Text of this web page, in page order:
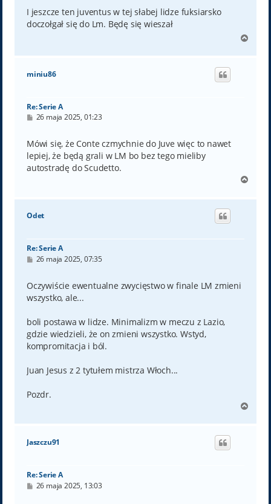
t
I jeszcze ten juventus w tej słabej lidze fuksiarsko
doczołgał się do Lm. Będę się wieszał
g
miniu86
Re: Serie A
P
t
26 maja 2025, 01:23
Mówi się, że Conte czmychnie do Juve więc to nawet
lepiej, że będą grali w LM bo bez tego mieliby
autostradę do Scudetto.
g
Odet
Re: Serie A
P
t
26 maja 2025, 07:35
Oczywiście ewentualne zwycięstwo w finale LM zmieni
wszystko, ale...
boli postawa w lidze. Minimalizm w meczu z Lazio,
gdzie wiedzieli, że on zmieni wszystko. Wstyd,
kompromitacja i ból.
Juan Jesus z 2 tytułem mistrza Włoch...
Pozdr.
g
Jaszczu91
Re: Serie A
P26 maja 2025, 13:03